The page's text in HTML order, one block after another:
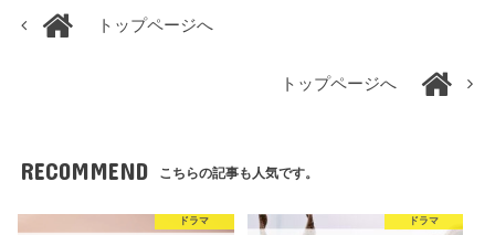
トップページへ
トップページへ
RECOMMEND こちらの記事も人気です。
ドラマ ドラマ